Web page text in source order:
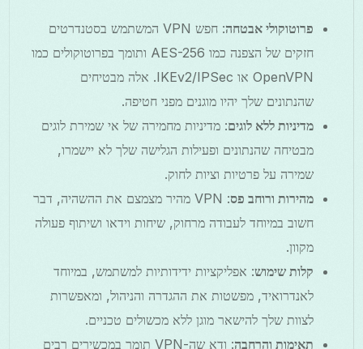
פרוטוקולי אבטחה
: חפש VPN המשתמש בסטנדרטים
חזקים של הצפנה כמו AES-256 ותומך בפרוטוקולים כמו
OpenVPN או IKEv2/IPSec. אלה מבטיחים
שהנתונים שלך יהיו מוגנים מפני חטיפה.
מדיניות ללא לוגים: מדיניות מחמירה של אי שמירת לוגים
מבטיחה שהנתונים ופעילות הגלישה שלך לא יישמרו,
שמירה על פרטיות וציות לחוק.
מהירות ורוחב פס
: VPN מהיר מצמצם את ההשהיה, דבר
חשוב במיוחד לעבודה מרחוק, שיחות וידאו ושיתוף פעולה
מקוון.
קלות שימוש: אפליקציות ידידותיות למשתמש, במיוחד
לאנדרואיד, מפשטות את ההגדרה והניהול, ומאפשרות
לצוות שלך להישאר מוגן ללא מכשולים טכניים.
תאימות והרחבה
: ודא שה-VPN תומך במכשירים רבים